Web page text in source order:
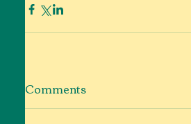
Comments